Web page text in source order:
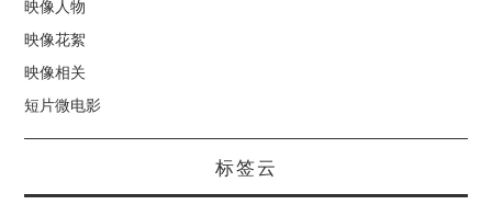
映像人物
映像花絮
映像相关
短片微电影
标签云